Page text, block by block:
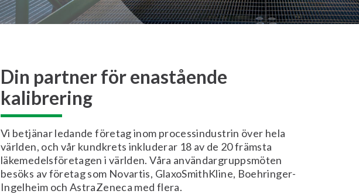
Din partner för enastående
kalibrering
Vi betjänar ledande företag inom processindustrin över hela
världen, och vår kundkrets inkluderar 18 av de 20 främsta
läkemedelsföretagen i världen. Våra användargruppsmöten
besöks av företag som Novartis, GlaxoSmithKline, Boehringer-
Ingelheim och AstraZeneca med flera.